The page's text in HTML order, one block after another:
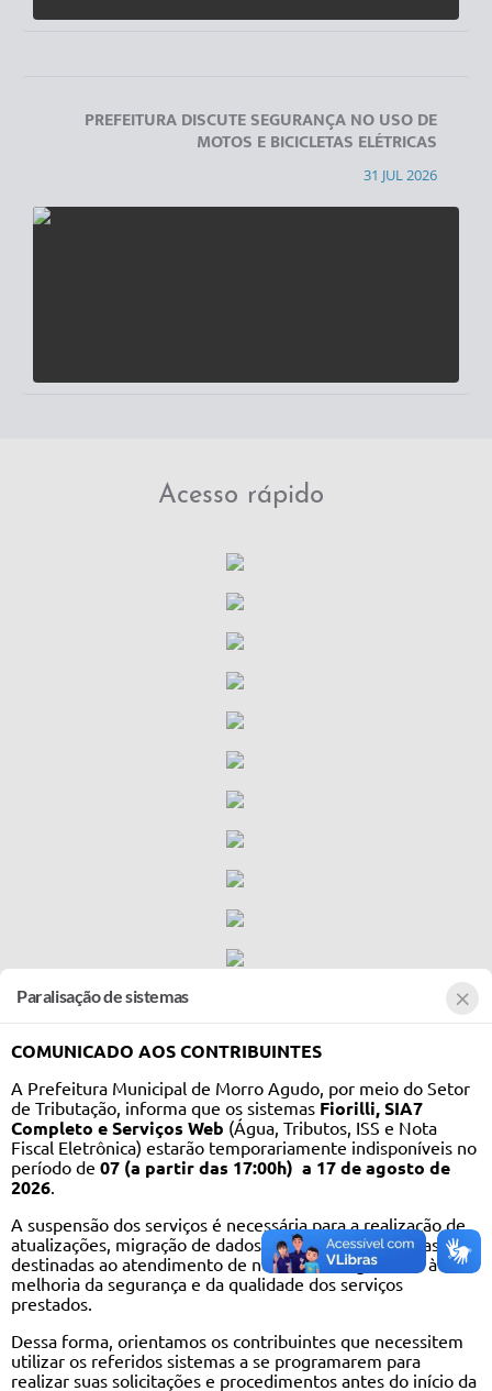
PREFEITURA DISCUTE SEGURANÇA NO USO DE
MOTOS E BICICLETAS ELÉTRICAS
31 JUL 2026
Acesso rápido
CIDADÃO
EMPRESA
SERVIDOR
×
Paralisação de sistemas
COMUNICADO AOS CONTRIBUINTES
A Prefeitura Municipal de Morro Agudo, por meio do Setor
de Tributação, informa que os sistemas Fiorilli, SIA7
Completo e Serviços Web (Água, Tributos, ISS e Nota
Fiscal Eletrônica) estarão temporariamente indisponíveis no
período de 07 (a partir das 17:00h) a 17 de agosto de
2026
A suspensão dos serviços é necessária para a realização de
atualizações, migração de dados e adequações técnicas
destinadas ao atendimento de normativas vigentes e à
melhoria da segurança e da qualidade dos serviços
prestados.
Dessa forma, orientamos os contribuintes que necessitem
utilizar os referidos sistemas a se programarem para
realizar suas solicitações e procedimentos antes do início da